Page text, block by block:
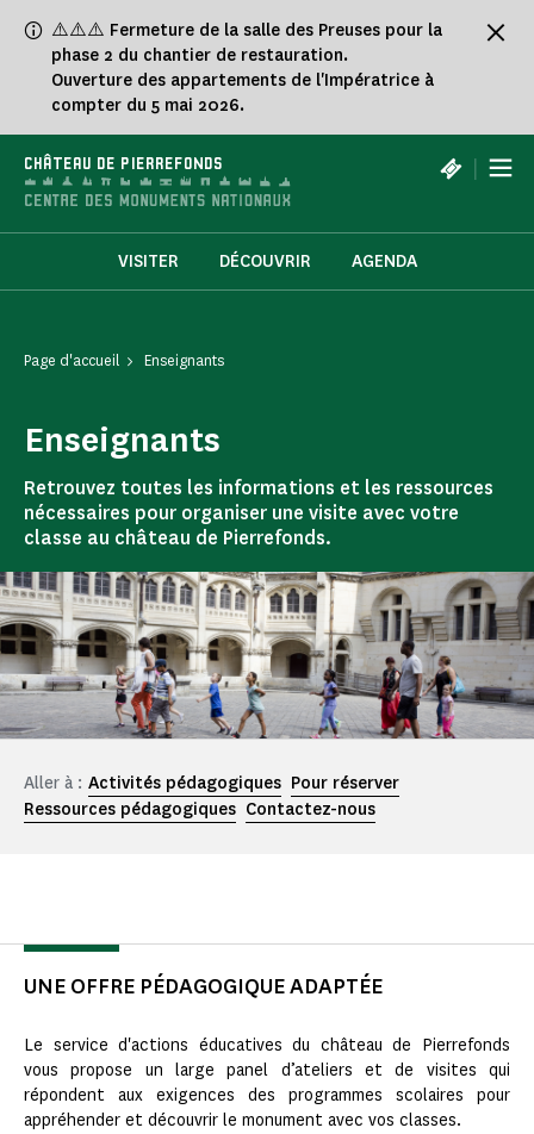
⚠️⚠️⚠️ Fermeture de la salle des Preuses pour la
phase 2 du chantier de restauration.
Ouverture des appartements de l'Impératrice à
compter du 5 mai 2026.
CHÂTEAU DE PIERREFONDS |
VISITER DÉCOUVRIR AGENDA
Page d'accueil Enseignants
Enseignants
Retrouvez toutes les informations et les ressources
nécessaires pour organiser une visite avec votre
classe au château de Pierrefonds.
Aller à : Activités pédagogiques Pour réserver
Ressources pédagogiques Contactez-nous
UNE OFFRE PÉDAGOGIQUE ADAPTÉE
Le service d'actions éducatives du château de Pierrefonds
vous propose un large panel d’ateliers et de visites qui
répondent aux exigences des programmes scolaires pour
appréhender et découvrir le monument avec vos classes.